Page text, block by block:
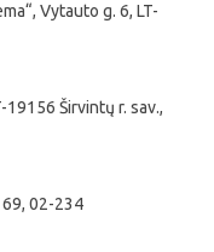
Vytauto g. 6, LT-
19156 Širvintų r. sav.,
69, 02-234